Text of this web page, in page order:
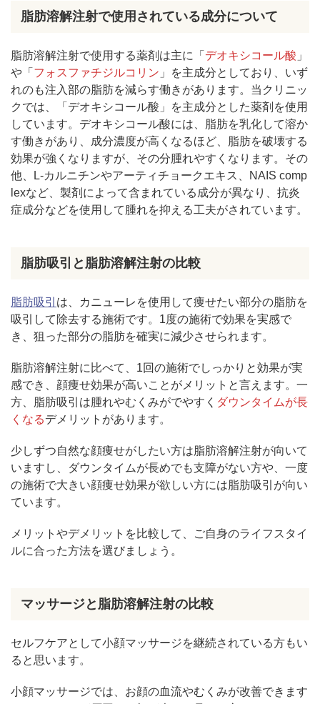
脂肪溶解注射で使用されている成分について
脂肪溶解注射で使用する薬剤は主に「 デオキシコール酸 」
や「 フォスファチジルコリン 」を主成分としており、いず
れのも注入部の脂肪を減らす働きがあります。当クリニッ
クでは、「デオキシコール酸」を主成分とした薬剤を使用
しています。デオキシコール酸には、脂肪を乳化して溶か
す働きがあり、成分濃度が高くなるほど、脂肪を破壊する
効果が強くなりますが、その分腫れやすくなります。その
他、L-カルニチンやアーティチョークエキス、NAIS comp
lexなど、製剤によって含まれている成分が異なり、抗炎
症成分などを使用して腫れを抑える工夫がされています。
脂肪吸引と脂肪溶解注射の比較
脂肪吸引 は、カニューレを使用して痩せたい部分の脂肪を
吸引して除去する施術です。1度の施術で効果を実感で
き、狙った部分の脂肪を確実に減少させられます。
脂肪溶解注射に比べて、1回の施術でしっかりと効果が実
感でき、顔痩せ効果が高いことがメリットと言えます。一
方、脂肪吸引は腫れやむくみがでやすく ダウンタイムが長
くなるデメリットがあります。
少しずつ自然な顔痩せがしたい方は脂肪溶解注射が向いて
いますし、ダウンタイムが長めでも支障がない方や、一度
の施術で大きい顔痩せ効果が欲しい方には脂肪吸引が向い
ています。
メリットやデメリットを比較して、ご自身のライフスタイ
ルに合った方法を選びましょう。
マッサージと脂肪溶解注射の比較
セルフケアとして小顔マッサージを継続されている方もい
ると思います。
小顔マッサージでは、お顔の血流やむくみが改善できます